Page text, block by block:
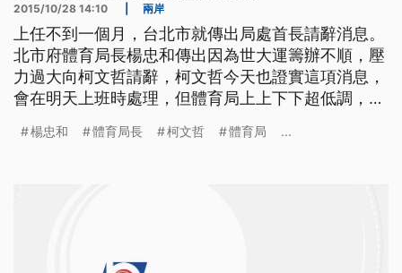
2015/10/28 14:10 兩岸
上任不到一個月，台北市就傳出局處首長請辭消息。
北市府體育局長楊忠和傳出因為世大運籌辦不順，壓
力過大向柯文哲請辭，柯文哲今天也證實這項消息，
會在明天上班時處理，但體育局上上下下超低調，堅
大巨蛋爭議，又有選手村後續國宅營運問題，台北市
楊忠和 體育局長 柯文哲 體育局 ...